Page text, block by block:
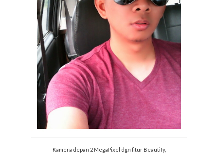
Kamera depan 2 MegaPixel dgn fitur Beautify,